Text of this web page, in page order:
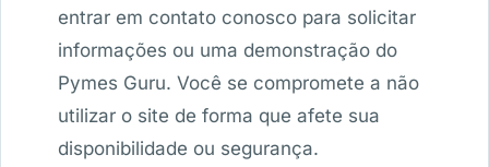
entrar em contato conosco para solicitar
informações ou uma demonstração do
Pymes Guru. Você se compromete a não
utilizar o site de forma que afete sua
disponibilidade ou segurança.